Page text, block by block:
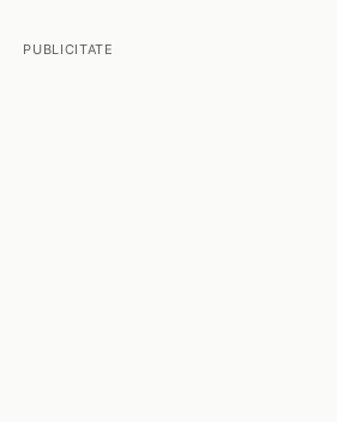
PUBLICITATE